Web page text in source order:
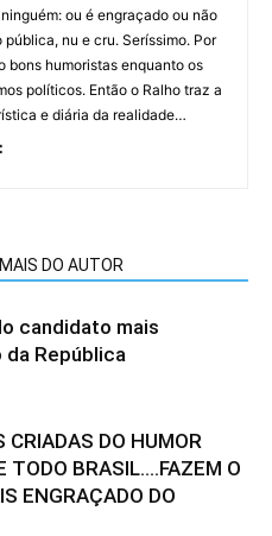
ou é engraçado ou não
nu e cru. Seríssimo. Por
bons humoristas enquanto os
políticos. Então o Ralho traz a
e diária da realidade…
MAIS DO AUTOR
candidato mais
da República
CRIADAS DO HUMOR
TODO BRASIL….FAZEM O
ENGRAÇADO DO